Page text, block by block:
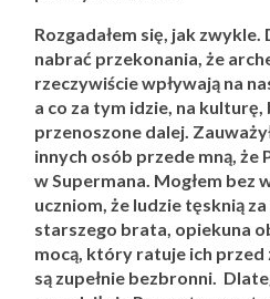
Rozgadałem się, jak zwykle.
nabrać przekonania, że
rzeczywiście wpływają na
a co za tym idzie, na
przenoszone dalej.
innych osób przede mną, że
w Supermana. Mogłem bez
uczniom, że ludzie tęsknią
starszego brata, opiekuna
mocą, który ratuje ich przed
są zupełnie bezbronni.